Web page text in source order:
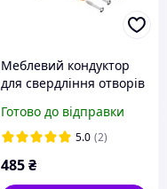
Меблевий кондуктор
для свердління отворів
кутом
Готово до відправки
5.0 (2)
485 ₴